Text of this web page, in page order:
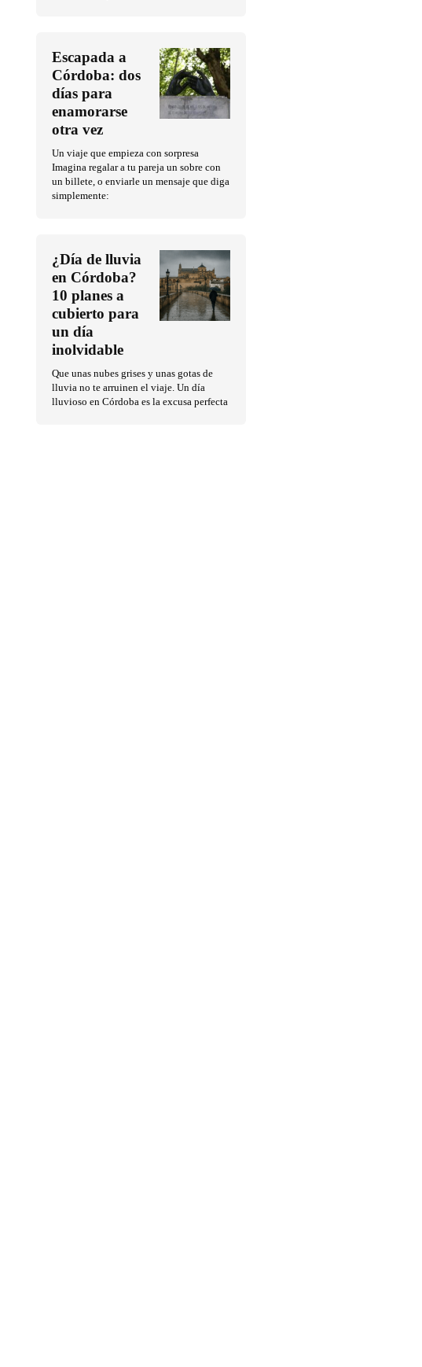
Escapada a
Córdoba: dos
días para
enamorarse
otra vez
Un viaje que empieza con sorpresa
Imagina regalar a tu pareja un sobre con
un billete, o enviarle un mensaje que diga
simplemente:
¿Día de lluvia
en Córdoba?
10 planes a
cubierto para
un día
inolvidable
Que unas nubes grises y unas gotas de
lluvia no te arruinen el viaje. Un día
lluvioso en Córdoba es la excusa perfecta